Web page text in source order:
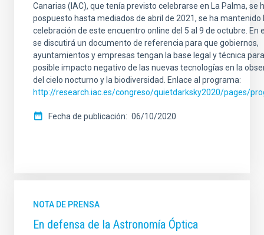
Canarias (IAC), que tenía previsto celebrarse en La Palma, se
pospuesto hasta mediados de abril de 2021, se ha mantenido
celebración de este encuentro online del 5 al 9 de octubre. En
se discutirá un documento de referencia para que gobiernos,
ayuntamientos y empresas tengan la base legal y técnica
posible impacto negativo de las nuevas tecnologías en la
del cielo nocturno y la biodiversidad. Enlace al programa:
http://research.iac.es/congreso/quietdarksky2020/pages/
Fecha de publicación 06/10/2020
NOTA DE PRENSA
En defensa de la Astronomía Óptica